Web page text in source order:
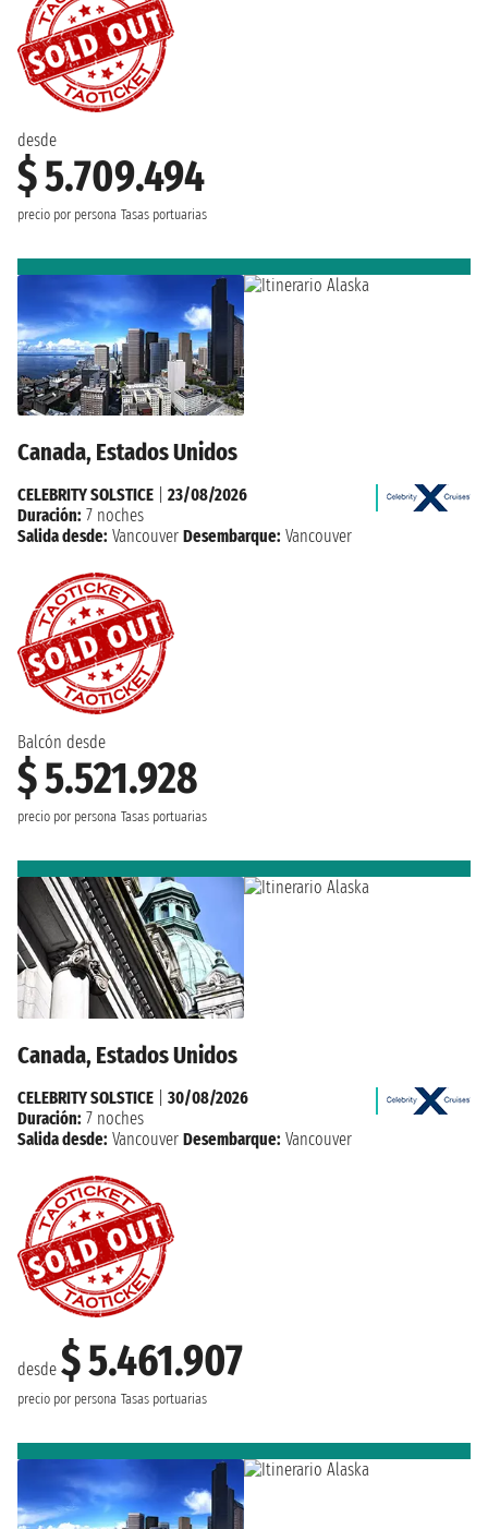
desde
$ 5.709.494
precio por persona Tasas portuarias
Canada, Estados Unidos
Balcón desde
$ 5.521.928
precio por persona Tasas portuarias
CELEBRITY SOLSTICE
23/08/2026
Duración: 7 noches
Salida desde: Vancouver Desembarque: Vancouver
Canada, Estados Unidos
desde $ 5.461.907
precio por persona Tasas portuarias
CELEBRITY SOLSTICE
30/08/2026
Duración: 7 noches
Salida desde: Vancouver Desembarque: Vancouver